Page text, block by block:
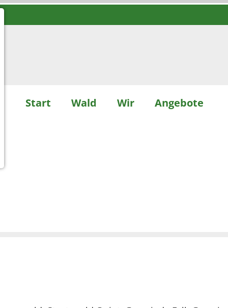
Start Wald Wir Angebote